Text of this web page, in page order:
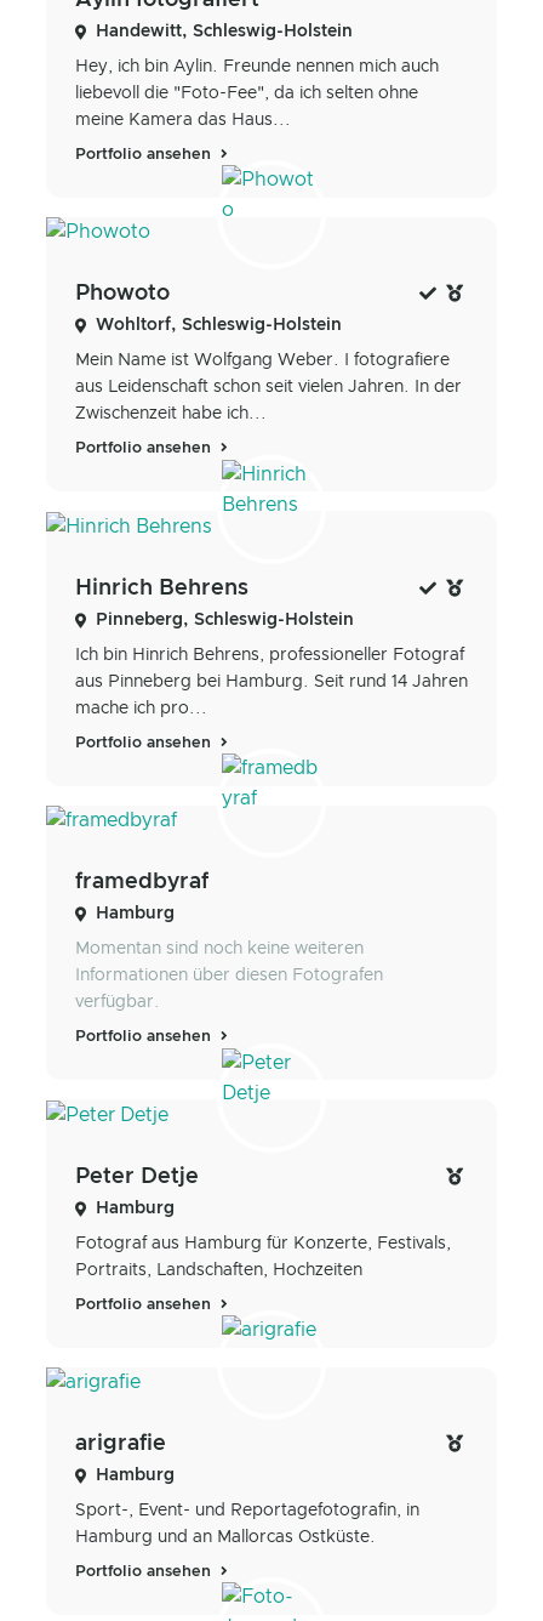
Handewitt, Schleswig-Holstein
Hey, ich bin Aylin. Freunde nennen mich auch
liebevoll die "Foto-Fee", da ich selten ohne
meine Kamera das Haus...
Portfolio ansehen
Phowoto
Wohltorf, Schleswig-Holstein
Mein Name ist Wolfgang Weber. I fotografiere
aus Leidenschaft schon seit vielen Jahren. In der
Zwischenzeit habe ich...
Portfolio ansehen
Hinrich Behrens
Pinneberg, Schleswig-Holstein
Ich bin Hinrich Behrens, professioneller Fotograf
aus Pinneberg bei Hamburg. Seit rund 14 Jahren
mache ich pro...
Portfolio ansehen
framedbyraf
Hamburg
Momentan sind noch keine weiteren
Informationen über diesen Fotografen
verfügbar.
Portfolio ansehen
Peter Detje
Hamburg
Fotograf aus Hamburg für Konzerte, Festivals,
Portraits, Landschaften, Hochzeiten
Portfolio ansehen
arigrafie
Hamburg
Sport-, Event- und Reportagefotografin, in
Hamburg und an Mallorcas Ostküste.
Portfolio ansehen